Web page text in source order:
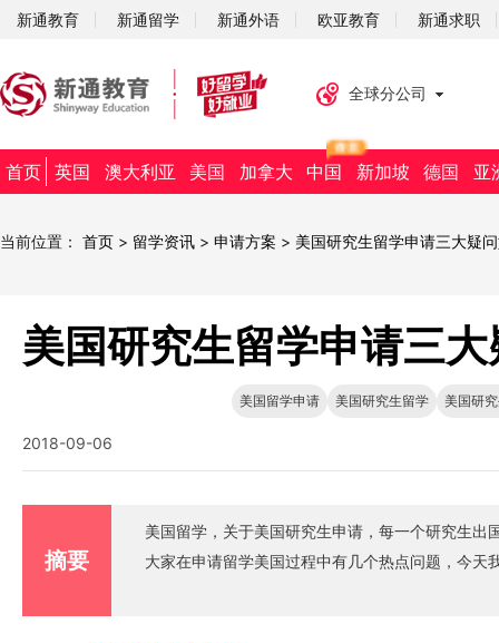
新通教育 新通留学 新通外语 欧亚教育 新通求职
全球分公司
首页 英国 澳大利亚 美国 加拿大 中国 新加坡 德国 亚
当前位置： 首页 > 留学资讯 > 申请方案 > 美国研究生留学申请三大疑
美国研究生留学申请三
美国留学申请 美国研究生留学 美国研
2018-09-06
摘要
美国留学，关于美国研究生申请，每一个研究生
大家在申请留学美国过程中有几个热点问题，今天